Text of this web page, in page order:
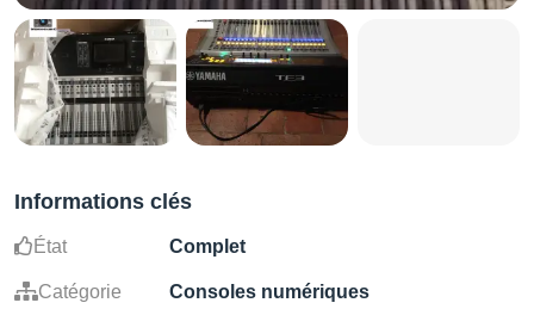
Informations clés
État Complet
Catégorie Consoles numériques